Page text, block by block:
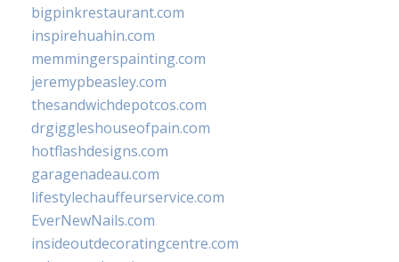
bigpinkrestaurant.com
inspirehuahin.com
memmingerspainting.com
jeremypbeasley.com
thesandwichdepotcos.com
drgiggleshouseofpain.com
hotflashdesigns.com
garagenadeau.com
lifestylechauffeurservice.com
EverNewNails.com
insideoutdecoratingcentre.com